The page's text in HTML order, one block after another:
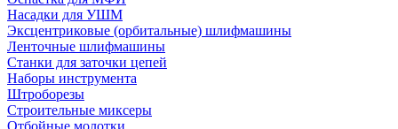
Насадки для УШМ
Эксцентриковые (орбитальные) шлифмашины
Ленточные шлифмашины
Станки для заточки цепей
Наборы инструмента
Штроборезы
Строительные миксеры
Отбойные молотки